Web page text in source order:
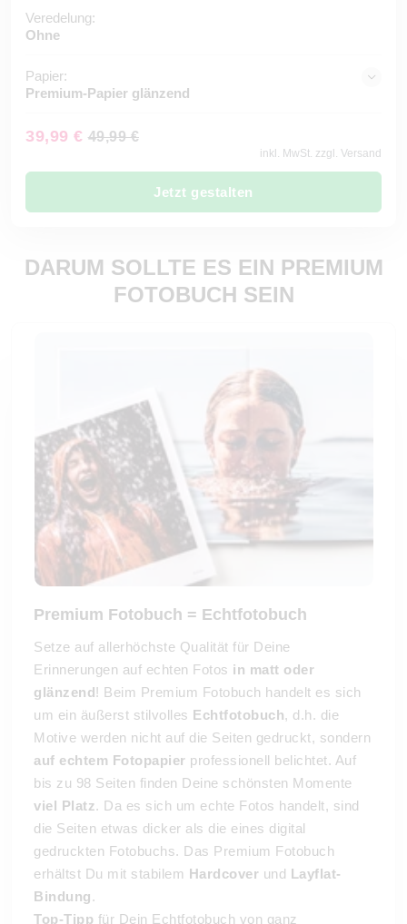
Veredelung:
Ohne
Papier:
Premium-Papier glänzend
39,99 € 49,99 €
inkl. MwSt. zzgl. Versand
Jetzt gestalten
DARUM SOLLTE ES EIN PREMIUM
FOTOBUCH SEIN
Premium Fotobuch = Echtfotobuch
Setze auf allerhöchste Qualität für Deine
Erinnerungen auf echten Fotos in matt oder
glänzend! Beim Premium Fotobuch handelt es sich
um ein äußerst stilvolles Echtfotobuch, d.h. die
Motive werden nicht auf die Seiten gedruckt, sondern
auf echtem Fotopapier professionell belichtet. Auf
bis zu 98 Seiten finden Deine schönsten Momente
viel Platz. Da es sich um echte Fotos handelt, sind
die Seiten etwas dicker als die eines digital
gedruckten Fotobuchs. Das Premium Fotobuch
erhältst Du mit stabilem Hardcover und Layflat-
Bindung.
Top-Tipp für Dein Echtfotobuch von ganz